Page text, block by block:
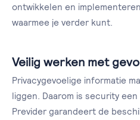
ontwikkelen en
waarmee je verder kunt.
Veilig werken met
Privacygevoelige informatie
liggen. Daarom is security
Previder garandeert de